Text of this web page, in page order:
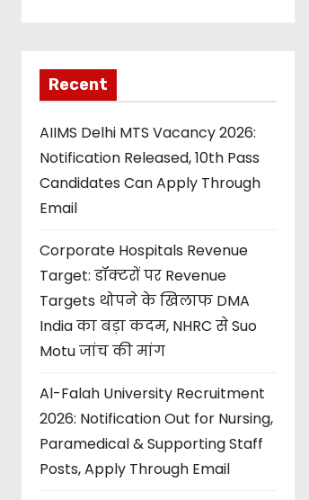
Recent
AIIMS Delhi MTS Vacancy 2026:
Notification Released, 10th Pass
Candidates Can Apply Through
Email
Corporate Hospitals Revenue
Target: डॉक्टरों पर Revenue
Targets थोपने के खिलाफ DMA
India का बड़ा कदम, NHRC से Suo
Motu जांच की मांग
Al-Falah University Recruitment
2026: Notification Out for Nursing,
Paramedical & Supporting Staff
Posts, Apply Through Email